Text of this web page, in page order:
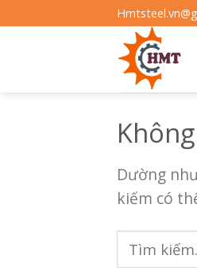
Dường
kiếm có